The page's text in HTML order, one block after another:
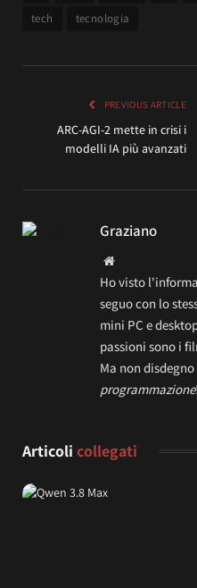
tech
tecnologia
PREVIOUS ARTICLE
ARC-AGI-2 mette in crisi i
modelli IA più avanzati
Graziano
Website
Ho visto
seguo con lo
mini PC e
passioni sono i
Ma non
programmazione!
Articoli collegati